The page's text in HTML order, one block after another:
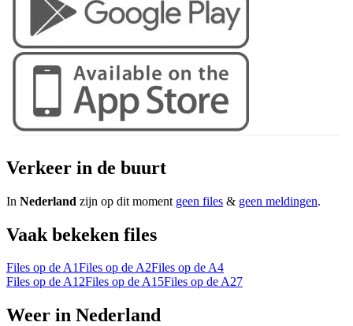
Verkeer in de buurt
In Nederland zijn op dit moment geen files & geen meldingen.
Vaak bekeken files
Files op de A1Files op de A2Files op de A4
Files op de A12Files op de A15Files op de A27
Weer in Nederland